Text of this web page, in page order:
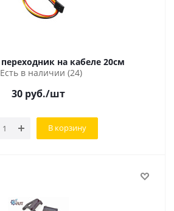
CHU3-BLS3 переходник на кабеле 20см
Есть в наличии (24)
30 руб./шт
В корзину